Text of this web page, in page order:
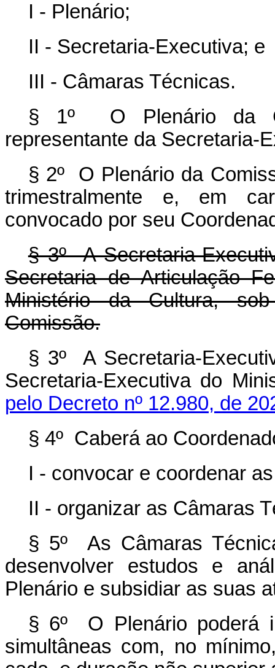
I - Plenário;
II - Secretaria-Executiva; e
III - Câmaras Técnicas.
§ 1º O Plenário da
representante da Secretaria-
§ 2º O Plenário da
trimestralmente e, em
convocado por seu
§ 3º A Secretaria-
Secretaria de Articulação
Ministério da Cultura,
Comissão.
§ 3º A Secretaria-
Secretaria-Executiva do
pelo Decreto nº 12.980, de
§ 4º Caberá ao
I - convocar e coordenar
II - organizar as Câmaras
§ 5º As Câmaras
desenvolver estudos e
Plenário e subsidiar as suas
§ 6º O Plenário poderá
simultâneas com, no